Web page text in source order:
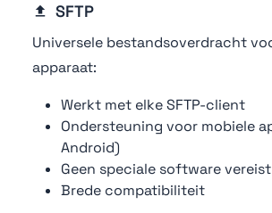
SFTP
Universele bestandsoverdracht
apparaat:
Werkt met elke SFTP-client
Ondersteuning voor mobiele
Android)
Geen speciale software vereist
Brede compatibiliteit